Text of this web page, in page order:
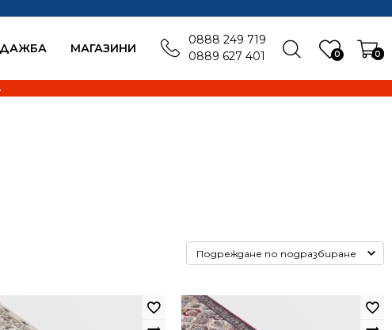
MАГАЗИНИ 0 0
0888 249 719
0889 627 401